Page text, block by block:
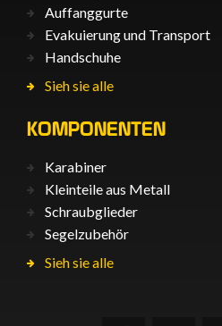
Auffanggurte
Evakuierung und Transport
Handschuhe
Sieh sie alle
KOMPONENTEN
Karabiner
Kleinteile aus Metall
Schraubglieder
Segelzubehör
Sieh sie alle